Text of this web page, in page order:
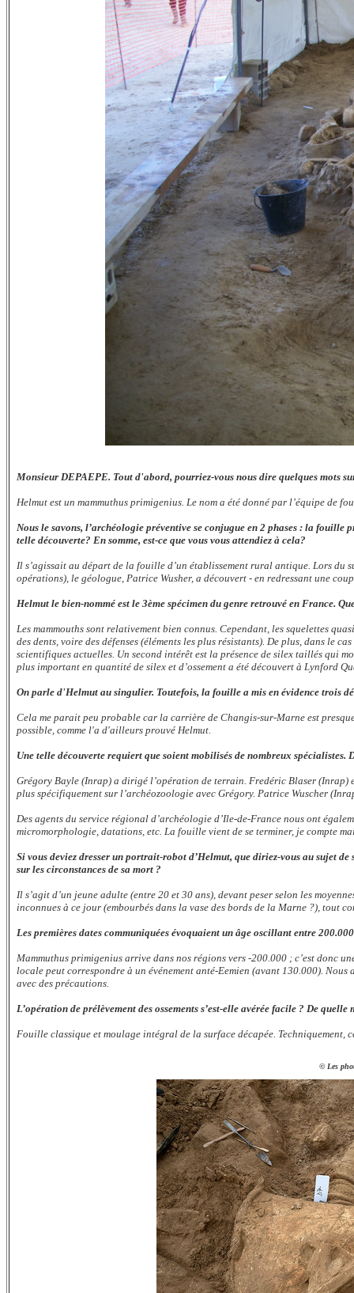
Monsieur DEPAEPE. Tout d'abord, pourriez-vous nous dire quelques mots
Helmut est un mammuthus primigenius. Le nom a été donné par l’équipe de
Nous le savons, l’archéologie préventive se conjugue en 2 phases : la
telle découverte? En somme, est-ce que vous vous attendiez à cela?
Il s’agissait au départ de la fouille d’un établissement rural antique. Lors
opérations), le géologue, Patrice Wusher, a découvert - en redressant une
Helmut le bien-nommé est le 3ème spécimen du genre retrouvé en France.
Les mammouths sont relativement bien connus. Cependant, les squelettes
des dents, voire des défenses (éléments les plus résistants). De plus, dans le
scientifiques actuelles. Un second intérêt est la présence de silex taillés qui
plus important en quantité de silex et d’ossement a été découvert à Lynford
On parle d'Helmut au singulier. Toutefois, la fouille a mis en évidence trois
Cela me parait peu probable car la carrière de Changis-sur-Marne est
possible, comme l'a d'ailleurs prouvé Helmut.
Une telle découverte requiert que soient mobilisés de nombreux
Grégory Bayle (Inrap) a dirigé l’opération de terrain. Fredéric Blaser
plus spécifiquement sur l’archéozoologie avec Grégory. Patrice Wuscher
Des agents du service régional d’archéologie d’Ile-de-France nous ont
micromorphologie, datations, etc. La fouille vient de se terminer, je compte
Si vous deviez dresser un portrait-robot d’Helmut, que diriez-vous au sujet
sur les circonstances de sa mort ?
Il s’agit d’un jeune adulte (entre 20 et 30 ans), devant peser selon les
inconnues à ce jour (embourbés dans la vase des bords de la Marne ?), tout
Les premières dates communiquées évoquaient un âge oscillant entre
Mammuthus primigenius arrive dans nos régions vers -200.000 ; c’est donc
locale peut correspondre à un événement anté-Eemien (avant 130.000).
avec des précautions.
L’opération de prélèvement des ossements s’est-elle avérée facile ? De quelle
Fouille classique et moulage intégral de la surface décapée. Techniquement,
© Les